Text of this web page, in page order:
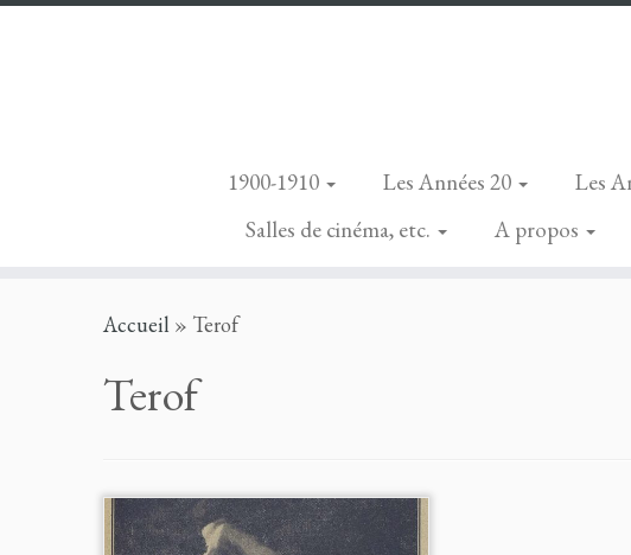
1900-1910 Les Années 20 Les
Salles de cinéma, etc.
A propos
Accueil » Terof
Terof